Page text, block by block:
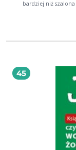
bardziej niż szalona sami będą musieli zaplanować napad na bank! Ale dlaczego? I
45